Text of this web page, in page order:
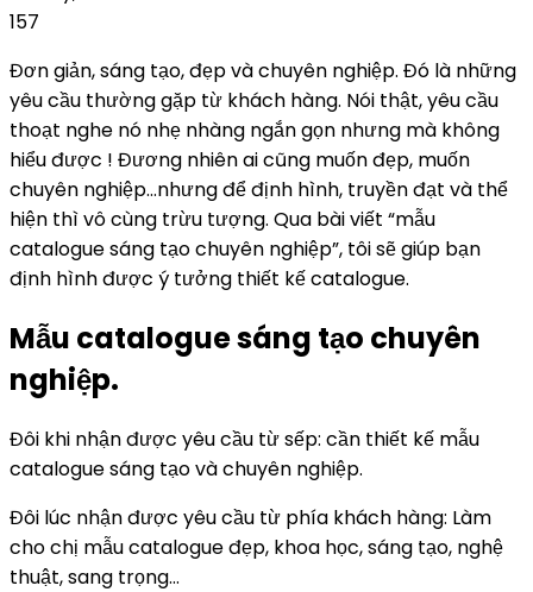
157
Đơn giản, sáng tạo, đẹp và chuyên nghiệp. Đó là những
yêu cầu thường gặp từ khách hàng. Nói thật, yêu cầu
thoạt nghe nó nhẹ nhàng ngắn gọn nhưng mà không
hiểu được ! Đương nhiên ai cũng muốn đẹp, muốn
chuyên nghiệp…nhưng để định hình, truyền đạt và thể
hiện thì vô cùng trừu tượng. Qua bài viết “mẫu
catalogue sáng tạo chuyên nghiệp”, tôi sẽ giúp bạn
định hình được ý tưởng thiết kế catalogue.
Mẫu catalogue sáng tạo chuyên
nghiệp.
Đôi khi nhận được yêu cầu từ sếp: cần thiết kế mẫu
catalogue sáng tạo và chuyên nghiệp.
Đôi lúc nhận được yêu cầu từ phía khách hàng: Làm
cho chị mẫu catalogue đẹp, khoa học, sáng tạo, nghệ
thuật, sang trọng…